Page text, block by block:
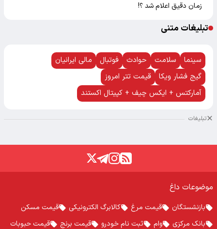
زمان دقیق اعلام شد ؟!
تبلیغات متنی
سینما سلامت حوادث فوتبال
مالی ایرانیان
گیج فشار ویکا
قیمت تتر امروز
آمارکتس + ایکس چیف + کپیتال اکستند
تبلیغات
موضوعات داغ
بازنشستگان قیمت مرغ کالابرگ الکترونیکی
قیمت مسکن
بانک مرکزی
وام ثبت نام خودرو قیمت برنج قیمت حبوبات